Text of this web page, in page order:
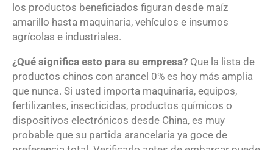
los productos beneficiados figuran desde maíz
amarillo hasta maquinaria, vehículos e insumos
agrícolas e industriales.
¿Qué significa esto para su empresa? Que la lista de
productos chinos con arancel 0% es hoy más amplia
que nunca. Si usted importa maquinaria, equipos,
fertilizantes, insecticidas, productos químicos o
dispositivos electrónicos desde China, es muy
probable que su partida arancelaria ya goce de